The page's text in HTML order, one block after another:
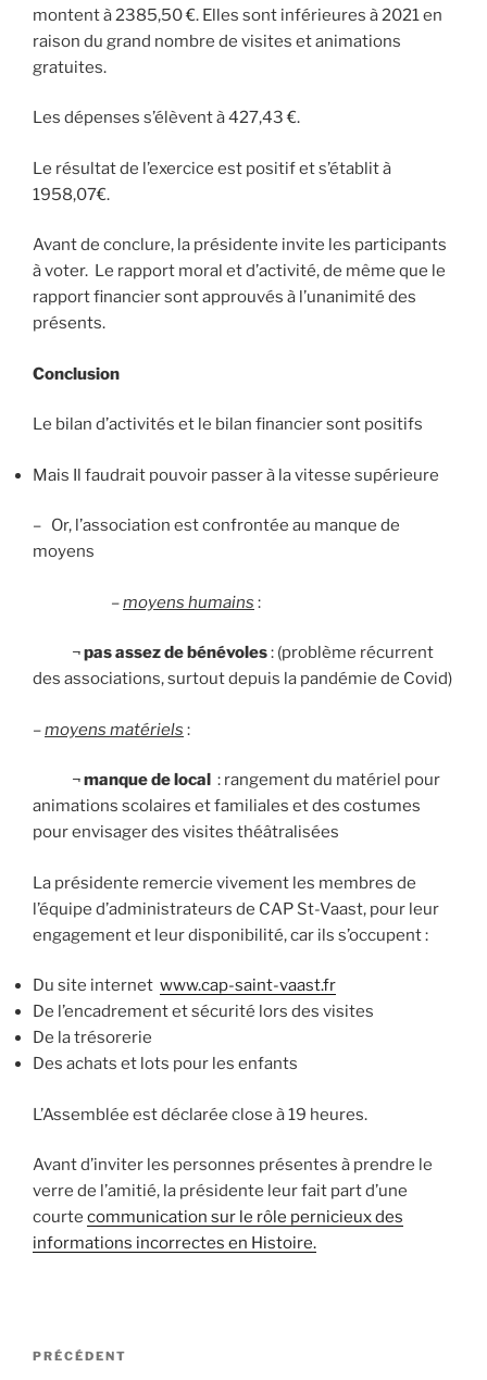
montent à 2385,50 €. Elles sont inférieures à 2021 en
raison du grand nombre de visites et animations
gratuites.
Les dépenses s’élèvent à 427,43 €.
Le résultat de l’exercice est positif et s’établit à
1958,07€.
Avant de conclure, la présidente invite les participants
à voter. Le rapport moral et d’activité, de même que le
rapport financier sont approuvés à l’unanimité des
présents.
Conclusion
Le bilan d’activités et le bilan financier sont positifs
Mais Il faudrait pouvoir passer à la vitesse supérieure
– Or, l’association est confrontée au manque de
moyens
–moyens humains :
¬pas assez de bénévoles: (problème récurrent
des associations, surtout depuis la pandémie de Covid)
–moyens matériels :
¬manque de local : rangement du matériel pour
animations scolaires et familiales et des costumes
pour envisager des visites théâtralisées
La présidente remercie vivement les membres de
l’équipe d’administrateurs de CAP St-Vaast, pour leur
engagement et leur disponibilité, car ils s’occupent :
Du site internet www.cap-saint-vaast.fr
De l’encadrement et sécurité lors des visites
De la trésorerie
Des achats et lots pour les enfants
L’Assemblée est déclarée close à 19 heures.
Avant d’inviter les personnes présentes à prendre le
verre de l’amitié, la présidente leur fait part d’une
courte communication sur le rôle pernicieux des
informations incorrectes en Histoire.
Navigation
Article
PRÉCÉDENT